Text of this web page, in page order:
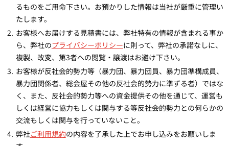
るものをご用命下さい。お預かりした情報は当社が厳重に管理い
たします。
お客様へお届けする見積書には、弊社特有の情報が含まれる事か
ら、弊社のプライバシーポリシーに則って、弊社の承諾なしに、
複製、改変、第3者への閲覧・譲渡はお避け下さい。
お客様が反社会的勢力等（暴力団、暴力団員、暴力団準構成員、
暴力団関係者、総会屋その他の反社会的勢力に準ずる者）ではな
く、また、反社会的勢力等への資金提供その他を通じて、運営も
しくは経営に協力もしくは関与する等反社会的勢力との何らかの
交流もしくは関与を行っていないこと。
弊社ご利用規約の内容を了承した上でお申し込みをお願いしま